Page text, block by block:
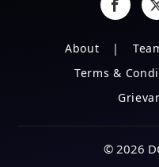
About
Terms &
© 2026